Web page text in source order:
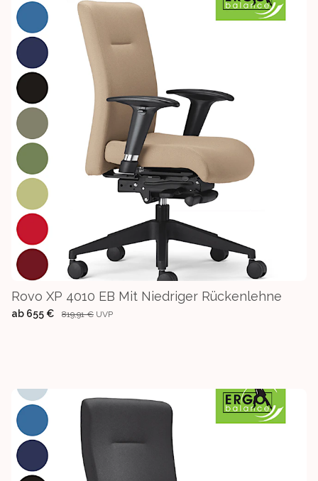
Rovo XP 4010 EB Mit Niedriger Rückenlehne
ab 655 € 819,91 € UVP